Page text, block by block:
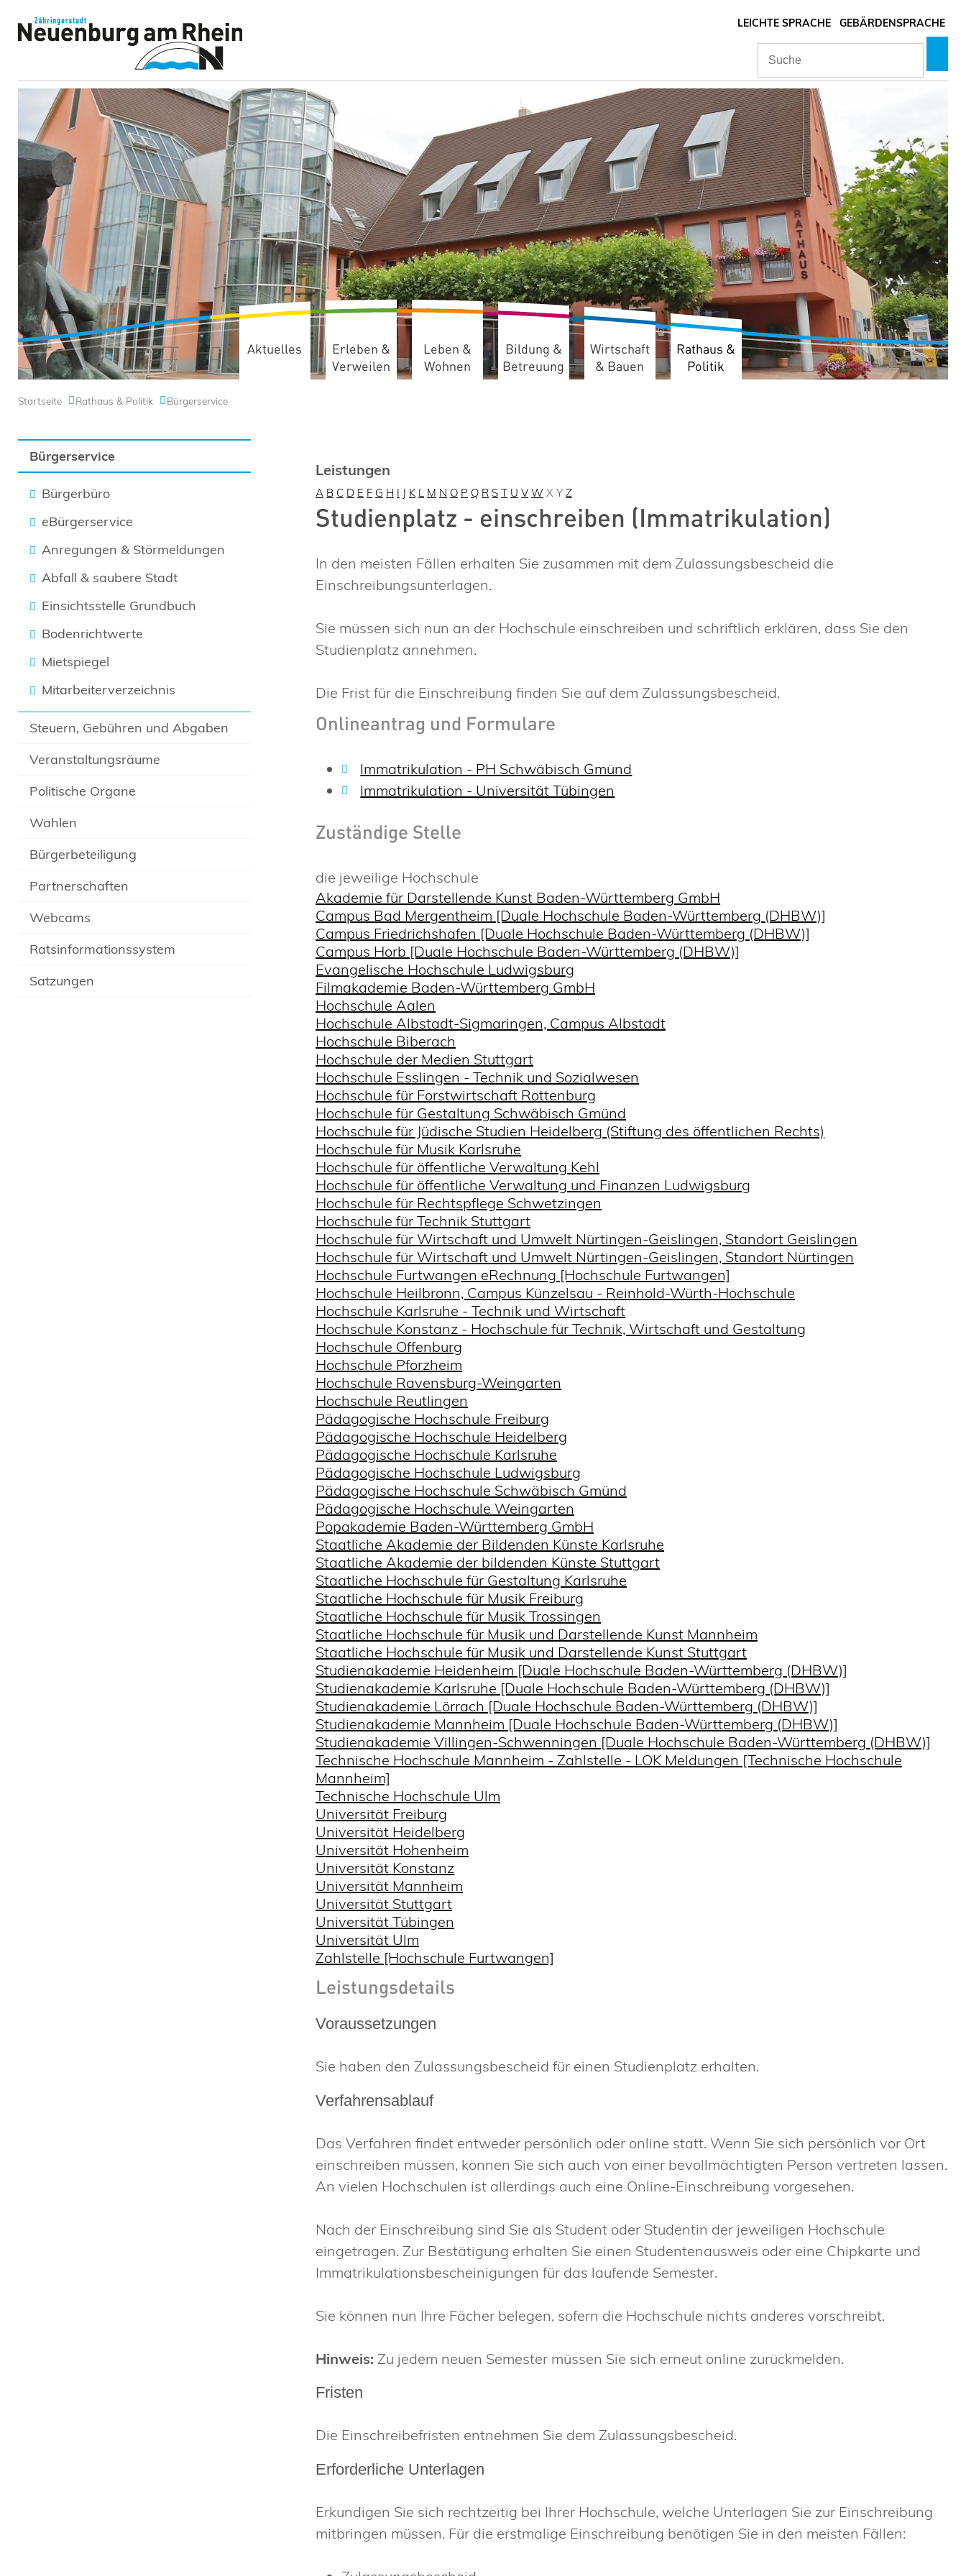
LEICHTE SPRACHE GEBÄRDENSPRACHE
Aktuelles
Erleben &
Verweilen
Leben &
Wohnen
Bildung &
Betreuung
Wirtschaft
& Bauen
Rathaus &
Politik
Startseite Rathaus & Politik Bürgerservice
Bürgerservice
Bürgerbüro
eBürgerservice
Anregungen & Störmeldungen
Abfall & saubere Stadt
Einsichtsstelle Grundbuch
Bodenrichtwerte
Mietspiegel
Mitarbeiterverzeichnis
Steuern, Gebühren und Abgaben
Veranstaltungsräume
Politische Organe
Wahlen
Bürgerbeteiligung
Partnerschaften
Webcams
Ratsinformationssystem
Satzungen
Leistungen
A B C D E F G H I J K L M N O P Q R S T U V W X Y Z
Studienplatz - einschreiben (Immatrikulation)
In den meisten Fällen erhalten Sie zusammen mit dem Zulassungsbescheid die
Einschreibungsunterlagen.
Sie müssen sich nun an der Hochschule einschreiben und schriftlich erklären, dass Sie den
Studienplatz annehmen.
Die Frist für die Einschreibung finden Sie auf dem Zulassungsbescheid.
Onlineantrag und Formulare
Immatrikulation - PH Schwäbisch Gmünd
Immatrikulation - Universität Tübingen
Zuständige Stelle
die jeweilige Hochschule
Akademie für Darstellende Kunst Baden-Württemberg GmbH
Campus Bad Mergentheim [Duale Hochschule Baden-Württemberg (DHBW)]
Campus Friedrichshafen [Duale Hochschule Baden-Württemberg (DHBW)]
Campus Horb [Duale Hochschule Baden-Württemberg (DHBW)]
Evangelische Hochschule Ludwigsburg
Filmakademie Baden-Württemberg GmbH
Hochschule Aalen
Hochschule Albstadt-Sigmaringen, Campus Albstadt
Hochschule Biberach
Hochschule der Medien Stuttgart
Hochschule Esslingen - Technik und Sozialwesen
Hochschule für Forstwirtschaft Rottenburg
Hochschule für Gestaltung Schwäbisch Gmünd
Hochschule für Jüdische Studien Heidelberg (Stiftung des öffentlichen Rechts)
Hochschule für Musik Karlsruhe
Hochschule für öffentliche Verwaltung Kehl
Hochschule für öffentliche Verwaltung und Finanzen Ludwigsburg
Hochschule für Rechtspflege Schwetzingen
Hochschule für Technik Stuttgart
Hochschule für Wirtschaft und Umwelt Nürtingen-Geislingen, Standort Geislingen
Hochschule für Wirtschaft und Umwelt Nürtingen-Geislingen, Standort Nürtingen
Hochschule Furtwangen eRechnung [Hochschule Furtwangen]
Hochschule Heilbronn, Campus Künzelsau - Reinhold-Würth-Hochschule
Hochschule Karlsruhe - Technik und Wirtschaft
Hochschule Konstanz - Hochschule für Technik, Wirtschaft und Gestaltung
Hochschule Offenburg
Hochschule Pforzheim
Hochschule Ravensburg-Weingarten
Hochschule Reutlingen
Pädagogische Hochschule Freiburg
Pädagogische Hochschule Heidelberg
Pädagogische Hochschule Karlsruhe
Pädagogische Hochschule Ludwigsburg
Pädagogische Hochschule Schwäbisch Gmünd
Pädagogische Hochschule Weingarten
Popakademie Baden-Württemberg GmbH
Staatliche Akademie der Bildenden Künste Karlsruhe
Staatliche Akademie der bildenden Künste Stuttgart
Staatliche Hochschule für Gestaltung Karlsruhe
Staatliche Hochschule für Musik Freiburg
Staatliche Hochschule für Musik Trossingen
Staatliche Hochschule für Musik und Darstellende Kunst Mannheim
Staatliche Hochschule für Musik und Darstellende Kunst Stuttgart
Studienakademie Heidenheim [Duale Hochschule Baden-Württemberg (DHBW)]
Studienakademie Karlsruhe [Duale Hochschule Baden-Württemberg (DHBW)]
Studienakademie Lörrach [Duale Hochschule Baden-Württemberg (DHBW)]
Studienakademie Mannheim [Duale Hochschule Baden-Württemberg (DHBW)]
Studienakademie Villingen-Schwenningen [Duale Hochschule Baden-Württemberg (DHBW)]
Technische Hochschule Mannheim - Zahlstelle - LOK Meldungen [Technische Hochschule
Mannheim]
Technische Hochschule Ulm
Universität Freiburg
Universität Heidelberg
Universität Hohenheim
Universität Konstanz
Universität Mannheim
Universität Stuttgart
Universität Tübingen
Universität Ulm
Zahlstelle [Hochschule Furtwangen]
Leistungsdetails
Voraussetzungen
Sie haben den Zulassungsbescheid für einen Studienplatz erhalten.
Verfahrensablauf
Das Verfahren findet entweder persönlich oder online statt. Wenn Sie sich persönlich vor Ort
einschreiben müssen, können Sie sich auch von einer bevollmächtigten Person vertreten lassen.
An vielen Hochschulen ist allerdings auch eine Online-Einschreibung vorgesehen.
Nach der Einschreibung sind Sie als Student oder Studentin der jeweiligen Hochschule
eingetragen. Zur Bestätigung erhalten Sie einen Studentenausweis oder eine Chipkarte und
Immatrikulationsbescheinigungen für das laufende Semester.
Sie können nun Ihre Fächer belegen, sofern die Hochschule nichts anderes vorschreibt.
Hinweis: Zu jedem neuen Semester müssen Sie sich erneut online zurückmelden.
Fristen
Die Einschreibefristen entnehmen Sie dem Zulassungsbescheid.
Erforderliche Unterlagen
Erkundigen Sie sich rechtzeitig bei Ihrer Hochschule, welche Unterlagen Sie zur Einschreibung
mitbringen müssen. Für die erstmalige Einschreibung benötigen Sie in den meisten Fällen: